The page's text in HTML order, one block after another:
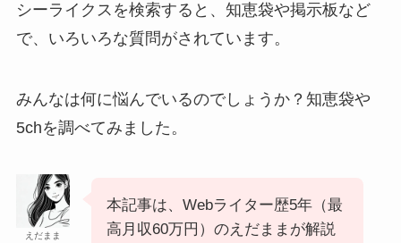
シーライクスを検索すると、知恵袋や掲示板など
で、いろいろな質問がされています。
みんなは何に悩んでいるのでしょうか？知恵袋や
5chを調べてみました。
えだまま
本記事は、Webライター歴5年（最
高月収60万円）のえだままが解説